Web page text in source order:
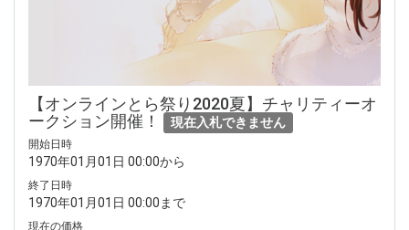
【オンラインとら祭り2020夏】チャリティーオ
ークション開催！
現在入札できません
開始日時
1970年01月01日 00:00から
終了日時
1970年01月01日 00:00まで
現在の価格